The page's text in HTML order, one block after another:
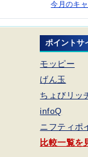
今月のキ
ポイントサ
モッピー
げん玉
ちょびリッ
infoQ
ニフティポ
比較一覧を